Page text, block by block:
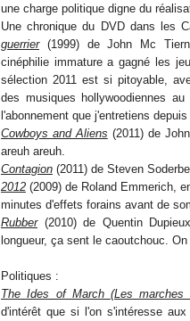
une charge politique digne du
Une chronique du DVD dans les
guerrier(1999) de John Mc
cinéphilie immature a gagné les
sélection 2011 est si pitoyable,
des musiques hollywoodiennes
l'abonnement que j'entretiens
Cowboys and Aliens (2011) de
areuh areuh.
Contagion (2011) de Steven
2012 (2009) de Roland Emmerich,
minutes d'effets forains avant de
Rubber(2010) de Quentin
longueur, ça sent le caoutchouc.
Politiques :
The Ides of March (Les marches
d'intérêt que si l'on s'intéresse